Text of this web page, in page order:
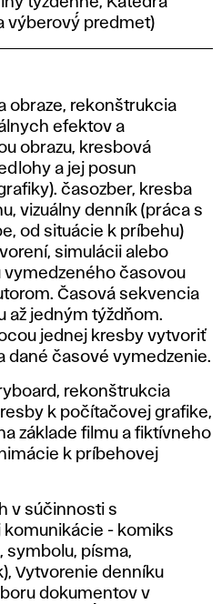
výberový́ predmet)
obraze, rekonštrukcia
efektov a
obrazu, kresbová
a jej posun
časozber, kresba
vizuálny denník (práca s
od situácie k príbehu)
simulácii alebo
vymedzeného časovou
Časová sekvencia
až jedným týždňom.
jednej kresby vytvoriť
dané časové vymedzenie.
rekonštrukcia
k počítačovej grafike,
základe filmu a fiktívneho
k príbehovej
v súčinnosti s
komunikácie - komiks
symbolu, písma,
Vytvorenie denníku
dokumentov v